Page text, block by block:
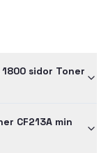
sidor Toner
CF213A min